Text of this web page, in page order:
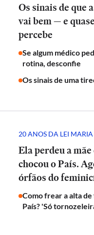
Os sinais de que
vai bem — e
percebe
Se algum médico
rotina, desconfie
Os sinais de uma
20 ANOS DA LEI
Ela perdeu a
chocou o País.
órfãos do
Como frear a alta
País? 'Só